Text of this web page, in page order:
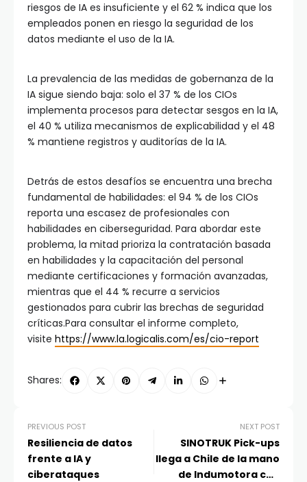
riesgos de IA es insuficiente y el 62 % indica que los
empleados ponen en riesgo la seguridad de los
datos mediante el uso de la IA.
La prevalencia de las medidas de gobernanza de la
IA sigue siendo baja: solo el 37 % de los CIOs
implementa procesos para detectar sesgos en la IA,
el 40 % utiliza mecanismos de explicabilidad y el 48
% mantiene registros y auditorías de la IA.
Detrás de estos desafíos se encuentra una brecha
fundamental de habilidades: el 94 % de los CIOs
reporta una escasez de profesionales con
habilidades en ciberseguridad. Para abordar este
problema, la mitad prioriza la contratación basada
en habilidades y la capacitación del personal
mediante certificaciones y formación avanzadas,
mientras que el 44 % recurre a servicios
gestionados para cubrir las brechas de seguridad
críticas.Para consultar el informe completo,
visite https://www.la.logicalis.com/es/cio-report
Shares:
PREVIOUS POST
Resiliencia de datos
frente a IA y
ciberataques
NEXT POST
SINOTRUK Pick-ups
llega a Chile de la mano
de Indumotora con